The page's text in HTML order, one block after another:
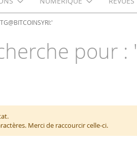
pour :
Merci de raccourcir celle-ci.